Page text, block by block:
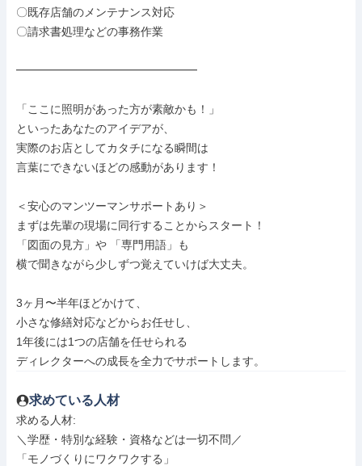
〇既存店舗のメンテナンス対応
〇請求書処理などの事務作業
━━━━━━━━━━━━━━━━
「ここに照明があった方が素敵かも！」
といったあなたのアイデアが、
実際のお店としてカタチになる瞬間は
言葉にできないほどの感動があります！
＜安心のマンツーマンサポートあり＞
まずは先輩の現場に同行することからスタート！
「図面の見方」や 「専門用語」も
横で聞きながら少しずつ覚えていけば大丈夫。
3ヶ月〜半年ほどかけて、
小さな修繕対応などからお任せし、
1年後には1つの店舗を任せられる
ディレクターへの成長を全力でサポートします。
求めている人材
求める人材:
＼学歴・特別な経験・資格などは一切不問／
「モノづくりにワクワクする」